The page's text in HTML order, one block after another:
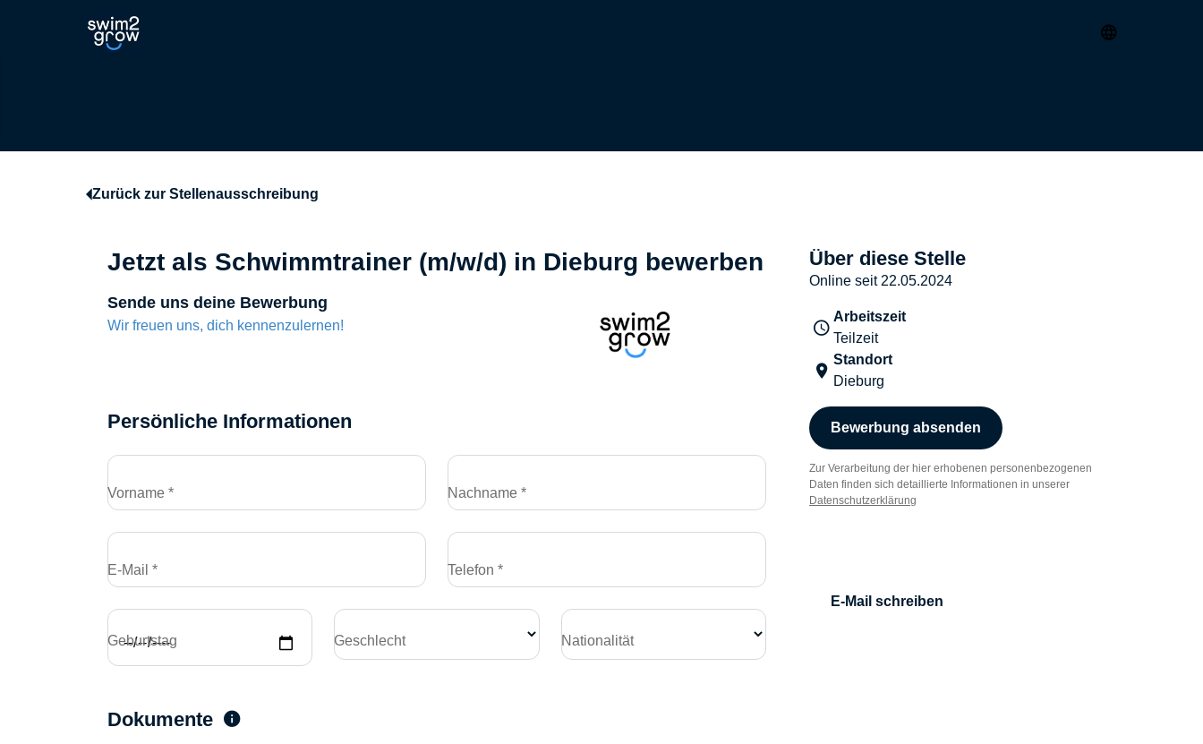
Zurück zur Stellenausschreibung
Jetzt als Schwimmtrainer (m/w/d) in Dieburg bewerben
Sende uns deine Bewerbung
Wir freuen uns, dich kennenzulernen!
Persönliche Informationen
Vorname * Nachname *
E-Mail * Telefon *
Geburtstag Geschlecht Nationalität
Dokumente
Über diese Stelle
Online seit 22.05.2024
Arbeitszeit
Teilzeit
Standort
Dieburg
Bewerbung absenden
Zur Verarbeitung der hier erhobenen personenbezogenen
Daten finden sich detaillierte Informationen in unserer
Datenschutzerklärung
E-Mail schreiben